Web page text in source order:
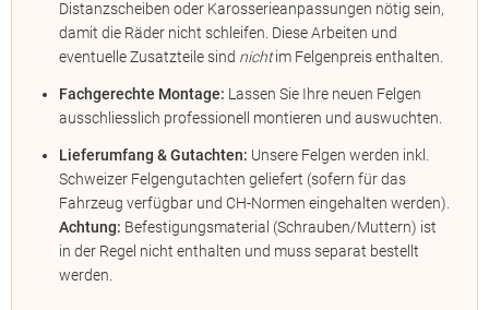
Distanzscheiben oder Karosserieanpassungen nötig sein,
damit die Räder nicht schleifen. Diese Arbeiten und
eventuelle Zusatzteile sind nichtim Felgenpreis enthalten.
Fachgerechte Montage: Lassen Sie Ihre neuen Felgen
ausschliesslich professionell montieren und auswuchten.
Lieferumfang & Gutachten: Unsere Felgen werden inkl.
Schweizer Felgengutachten geliefert (sofern für das
Fahrzeug verfügbar und CH-Normen eingehalten werden).
Achtung: Befestigungsmaterial (Schrauben/Muttern) ist
in der Regel nicht enthalten und muss separat bestellt
werden.